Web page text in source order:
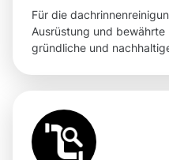
Für die
Ausrüstung und
gründliche und